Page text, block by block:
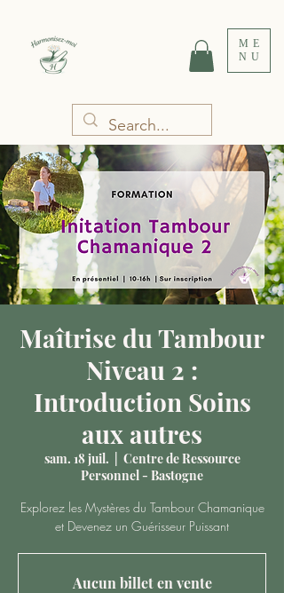
ME
NU
Maîtrise du Tambour
Niveau 2 :
Introduction Soins
aux autres
sam. 18 juil.
Centre de Ressource
Personnel - Bastogne
Explorez les Mystères du Tambour Chamanique
et Devenez un Guérisseur Puissant
Aucun billet en vente